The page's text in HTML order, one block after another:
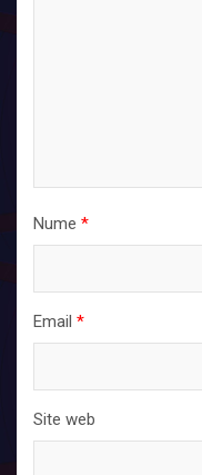
Nume *
Email *
Site web